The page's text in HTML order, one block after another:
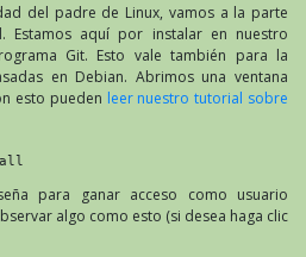
del padre de Linux, vamos a la parte
Estamos aquí por instalar en nuestro
Git. Esto vale también para la
en Debian. Abrimos una ventana
esto pueden leer nuestro tutorial sobre
para ganar acceso como usuario
algo como esto (si desea haga clic